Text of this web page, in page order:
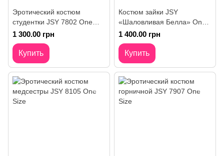
Эротический костюм
студентки JSY 7802 One
Size
1 300.00 грн
Купить
Костюм зайки JSY
«Шаловливая Белла» One
Size, Black, боди, юбка с
гартерами, галстук, хвост,
ушки
1 400.00 грн
Купить